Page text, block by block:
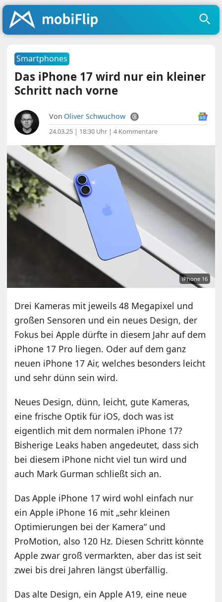
Smartphones
Das iPhone 17 wird nur ein kleiner
Schritt nach vorne
Von Oliver Schwuchow
24.03.25 | 18:30 Uhr |4 Kommentare
iPhone 16
Drei Kameras mit jeweils 48 Megapixel und
großen Sensoren und ein neues Design, der
Fokus bei Apple dürfte in diesem Jahr auf dem
iPhone 17 Pro liegen. Oder auf dem ganz
neuen iPhone 17 Air, welches besonders leicht
und sehr dünn sein wird.
Neues Design, dünn, leicht, gute Kameras,
eine frische Optik für iOS, doch was ist
eigentlich mit dem normalen iPhone 17?
Bisherige Leaks haben angedeutet, dass sich
bei diesem iPhone nicht viel tun wird und
auch Mark Gurman schließt sich an.
Das Apple iPhone 17 wird wohl einfach nur
ein Apple iPhone 16 mit „sehr kleinen
Optimierungen bei der Kamera“ und
ProMotion, also 120 Hz. Diesen Schritt könnte
Apple zwar groß vermarkten, aber das ist seit
zwei bis drei Jahren längst überfällig.
Das alte Design, ein Apple A19, eine neue